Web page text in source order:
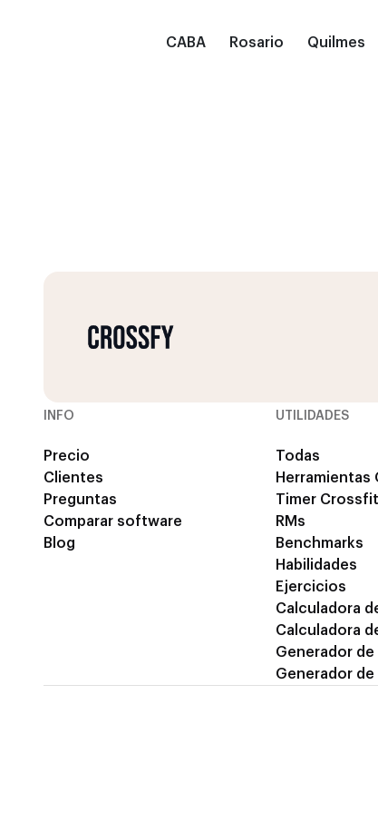
CABA Rosario Quilmes
INFO
Precio
Clientes
Preguntas
Comparar software
Blog
UTILIDADES
Todas
Herramientas
Timer Crossfit
RMs
Benchmarks
Habilidades
Ejercicios
Calculadora
Calculadora
Generador de
Generador de